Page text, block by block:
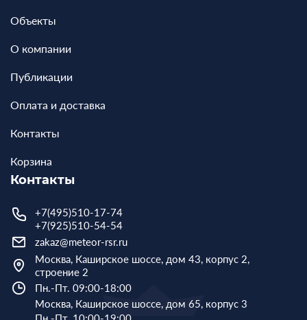
Объекты
О компании
Публикации
Оплата и доставка
Контакты
Корзина
Контакты
+7(495)510-17-74
+7(925)510-54-54
zakaz@meteor-rsr.ru
Москва, Каширское шоссе, дом 43, корпус 2,
строение 2
Пн.-Пт. 09:00-18:00
Москва, Каширское шоссе, дом 65, корпус 3